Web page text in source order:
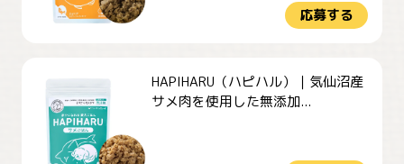
応募する
HAPIHARU（ハピハル）｜気仙沼産
サメ肉を使用した無添加...